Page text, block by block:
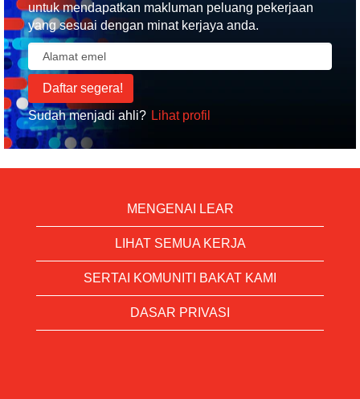
untuk mendapatkan makluman peluang pekerjaan
yang sesuai dengan minat kerjaya anda.
Sudah menjadi ahli? Lihat profil
MENGENAI LEAR
LIHAT SEMUA KERJA
SERTAI KOMUNITI BAKAT KAMI
DASAR PRIVASI